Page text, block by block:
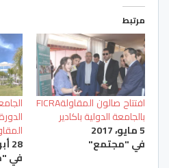
مرتبط
افتتاح صالون المقاولةFICRA
بالجامعة الدولية باكادير
5 مايو، 2017
في "مجتمع" 28 أبريل، 2017
في